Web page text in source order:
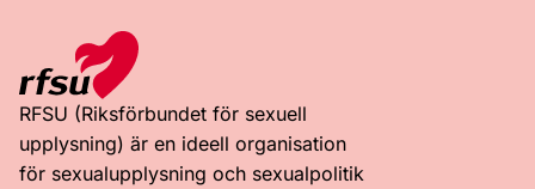
RFSU (Riksförbundet för sexuell
upplysning) är en ideell organisation
för sexualupplysning och sexualpolitik